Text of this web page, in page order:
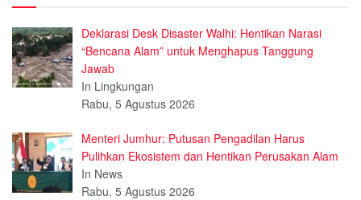
Deklarasi Desk Disaster Walhi: Hentikan Narasi
“Bencana Alam” untuk Menghapus Tanggung
Jawab
In Lingkungan
Rabu, 5 Agustus 2026
Menteri Jumhur: Putusan Pengadilan Harus
Pulihkan Ekosistem dan Hentikan Perusakan Alam
In News
Rabu, 5 Agustus 2026